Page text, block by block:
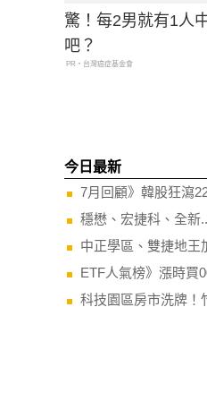
吧？
PR・台灣癌症基金會
7月回顧》韓股狂瀉
穩懋、宏捷科、全新
中正學區、雙捷地王
ETF人氣榜》漲時買
科技園區房市洗牌！